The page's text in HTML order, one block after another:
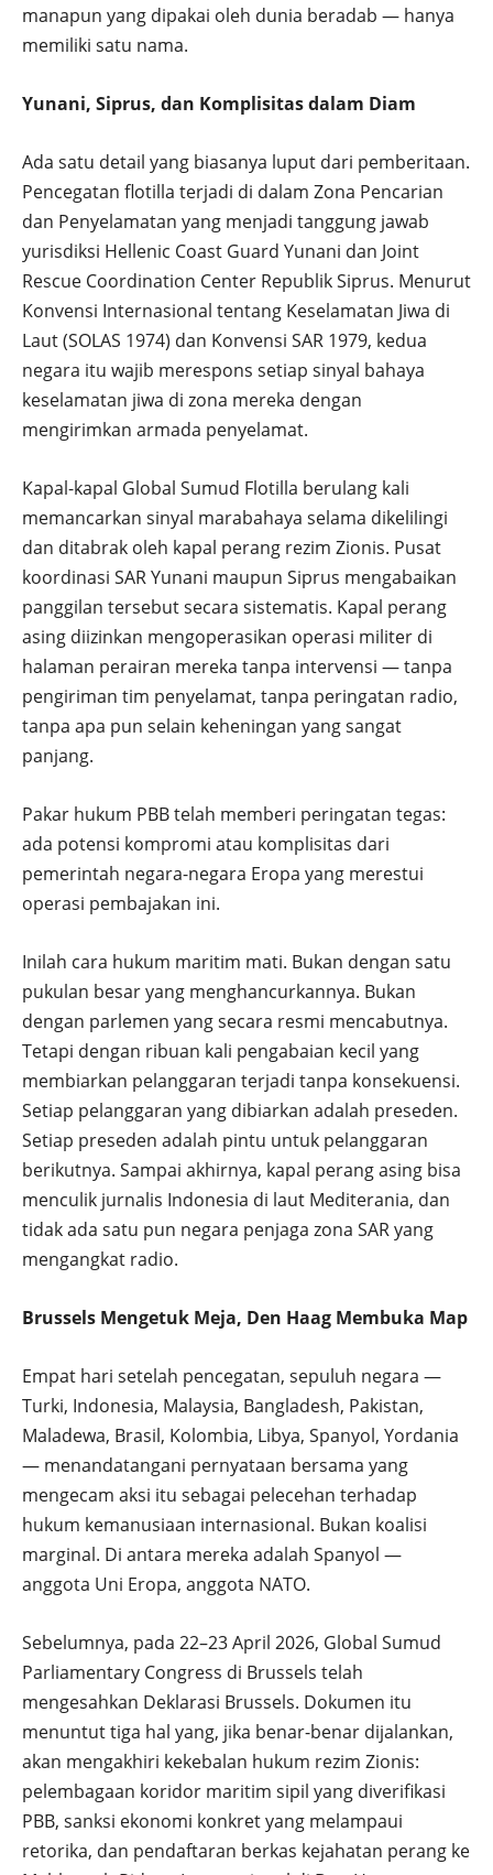
manapun yang dipakai oleh dunia beradab — hanya
memiliki satu nama.
Yunani, Siprus, dan Komplisitas dalam Diam
Ada satu detail yang biasanya luput dari pemberitaan.
Pencegatan flotilla terjadi di dalam Zona Pencarian
dan Penyelamatan yang menjadi tanggung jawab
yurisdiksi Hellenic Coast Guard Yunani dan Joint
Rescue Coordination Center Republik Siprus. Menurut
Konvensi Internasional tentang Keselamatan Jiwa di
Laut (SOLAS 1974) dan Konvensi SAR 1979, kedua
negara itu wajib merespons setiap sinyal bahaya
keselamatan jiwa di zona mereka dengan
mengirimkan armada penyelamat.
Kapal-kapal Global Sumud Flotilla berulang kali
memancarkan sinyal marabahaya selama dikelilingi
dan ditabrak oleh kapal perang rezim Zionis. Pusat
koordinasi SAR Yunani maupun Siprus mengabaikan
panggilan tersebut secara sistematis. Kapal perang
asing diizinkan mengoperasikan operasi militer di
halaman perairan mereka tanpa intervensi — tanpa
pengiriman tim penyelamat, tanpa peringatan radio,
tanpa apa pun selain keheningan yang sangat
panjang.
Pakar hukum PBB telah memberi peringatan tegas:
ada potensi kompromi atau komplisitas dari
pemerintah negara-negara Eropa yang merestui
operasi pembajakan ini.
Inilah cara hukum maritim mati. Bukan dengan satu
pukulan besar yang menghancurkannya. Bukan
dengan parlemen yang secara resmi mencabutnya.
Tetapi dengan ribuan kali pengabaian kecil yang
membiarkan pelanggaran terjadi tanpa konsekuensi.
Setiap pelanggaran yang dibiarkan adalah preseden.
Setiap preseden adalah pintu untuk pelanggaran
berikutnya. Sampai akhirnya, kapal perang asing bisa
menculik jurnalis Indonesia di laut Mediterania, dan
tidak ada satu pun negara penjaga zona SAR yang
mengangkat radio.
Brussels Mengetuk Meja, Den Haag Membuka Map
Empat hari setelah pencegatan, sepuluh negara —
Turki, Indonesia, Malaysia, Bangladesh, Pakistan,
Maladewa, Brasil, Kolombia, Libya, Spanyol, Yordania
— menandatangani pernyataan bersama yang
mengecam aksi itu sebagai pelecehan terhadap
hukum kemanusiaan internasional. Bukan koalisi
marginal. Di antara mereka adalah Spanyol —
anggota Uni Eropa, anggota NATO.
Sebelumnya, pada 22–23 April 2026, Global Sumud
Parliamentary Congress di Brussels telah
mengesahkan Deklarasi Brussels. Dokumen itu
menuntut tiga hal yang, jika benar-benar dijalankan,
akan mengakhiri kekebalan hukum rezim Zionis:
pelembagaan koridor maritim sipil yang diverifikasi
PBB, sanksi ekonomi konkret yang melampaui
retorika, dan pendaftaran berkas kejahatan perang ke